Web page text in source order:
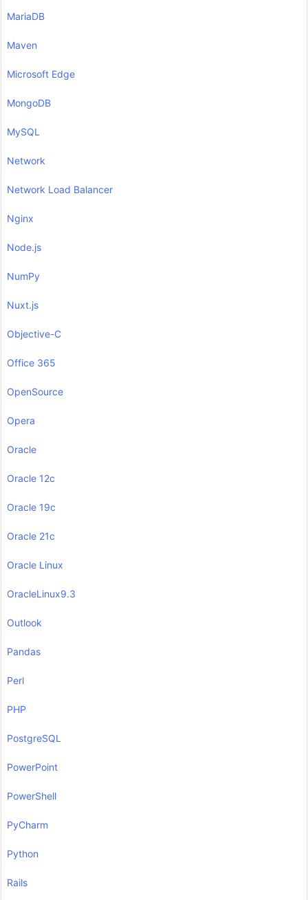
MariaDB
Maven
Microsoft Edge
MongoDB
MySQL
Network
Network Load Balancer
Nginx
Node.js
NumPy
Nuxt.js
Objective-C
Office 365
OpenSource
Opera
Oracle
Oracle 12c
Oracle 19c
Oracle 21c
Oracle Linux
OracleLinux9.3
Outlook
Pandas
Perl
PHP
PostgreSQL
PowerPoint
PowerShell
PyCharm
Python
Rails